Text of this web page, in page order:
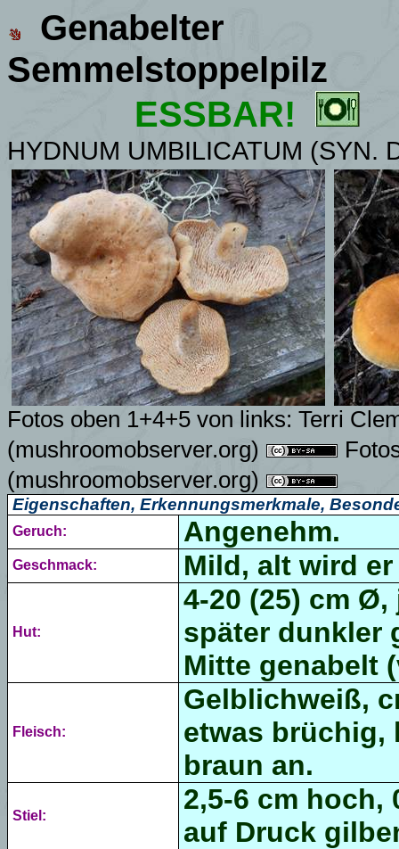
Genabelter
Semmelstoppelpilz
ESSBAR!
HYDNUM UMBILICATUM (SYN.
Fotos oben 1+4+5 von links: Terri
(mushroomobserver.org)
(mushroomobserver.org)
Eigenschaften, Erkennungsmerkmale,
Geruch: Angenehm.
Geschmack: Mild, alt wird
Hut:
4-20 (25) cm
später dunkler
Mitte genabelt
Fleisch:
Gelblichweiß,
etwas brüchig,
braun an.
Stiel:
2,5-6 cm hoch,
auf Druck